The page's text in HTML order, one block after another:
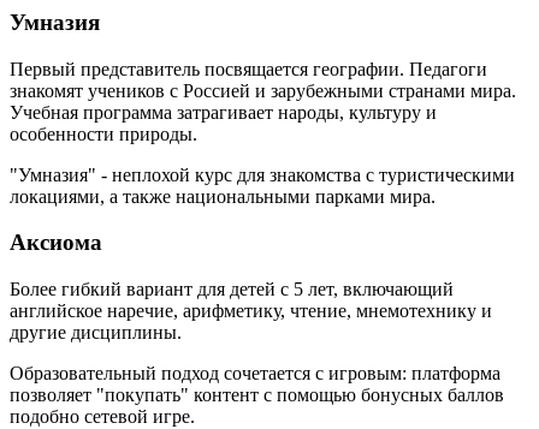
Умназия
Первый представитель посвящается географии. Педагоги
знакомят учеников с Россией и зарубежными странами мира.
Учебная программа затрагивает народы, культуру и
особенности природы.
"Умназия" - неплохой курс для знакомства с туристическими
локациями, а также национальными парками мира.
Аксиома
Более гибкий вариант для детей с 5 лет, включающий
английское наречие, арифметику, чтение, мнемотехнику и
другие дисциплины.
Образовательный подход сочетается с игровым: платформа
позволяет "покупать" контент с помощью бонусных баллов
подобно сетевой игре.